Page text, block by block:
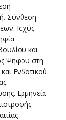
Σύνθεση
Ισχύς
και
Ψήφου στη
Ενδοτικού
Ερμηνεία